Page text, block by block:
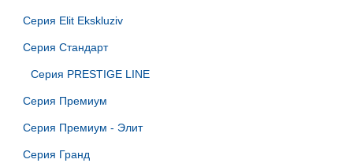
Серия Elit Ekskluziv
Серия Стандарт
Серия PRESTIGE LINE
Серия Премиум
Серия Премиум - Элит
Серия Гранд